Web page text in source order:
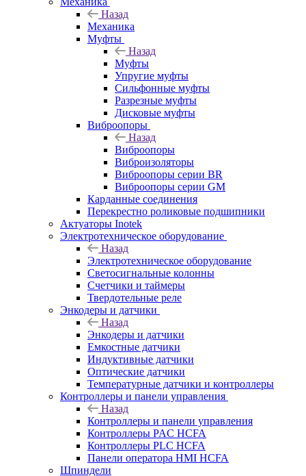
Назад
Механика
Муфты
Назад
Муфты
Упругие муфты
Сильфонные муфты
Разрезные муфты
Дисковые муфты
Виброопоры
Назад
Виброопоры
Виброизоляторы
Виброопоры серии BR
Виброопоры серии GM
Карданные соединения
Перекрестно роликовые подшипники
Актуаторы Inotek
Электротехническое оборудование
Назад
Электротехническое оборудование
Светосигнальные колонны
Счетчики и таймеры
Твердотельные реле
Энкодеры и датчики
Назад
Энкодеры и датчики
Емкостные датчики
Индуктивные датчики
Оптические датчики
Температурные датчики и контроллеры
Контроллеры и панели управления
Назад
Контроллеры и панели управления
Контроллеры PAC HCFA
Контроллеры PLC HCFA
Панели оператора HMI HCFA
Шпиндели